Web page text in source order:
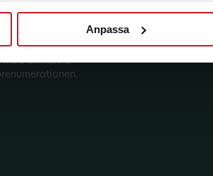
Anpassa
från LO Mervärde.
med allmänna